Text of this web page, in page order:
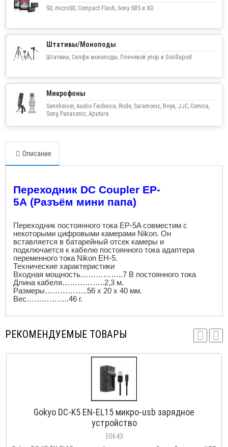
SD, microSD, Compact Flash, Sony SBS и XD.
Штативы/Моноподы
Штативы, Селфи моноподы, Плечевой упор и Gorillapod
Микрофоны
Sennheiser, Audio-Technica, Rode, Saramonic, Boya, JJC, Comica,
Sony, Panasonic, Aputure.
Описание
Переходник DC Coupler EP-
5A (Разъём мини папа)
Переходник постоянного тока EP-5A совместим с
некоторыми цифровыми камерами Nikon. Он
вставляется в батарейный отсек камеры и
подключается к кабелю постоянного тока адаптера
переменного тока Nikon EH-5.
Технические характеристики
Входная мощность……………..7 В постоянного тока
Длина кабеля……………..2,3 м.
Размеры……………..56 х 20 х 40 мм.
Вес……………..46 г.
РЕКОМЕНДУЕМЫЕ ТОВАРЫ
Gokyo DC-K5 EN-EL15 микро-usb зарядное
устройство
50643